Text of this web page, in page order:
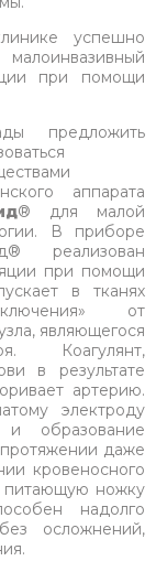
успешно
при помощи
предложить
аппарата
® для малой
В приборе
реализован
при помощи
в тканях
от
являющегося
Коагулянт,
в результате
артерию.
электроду
и образование
даже
кровеносного
питающую ножку
надолго
осложнений,